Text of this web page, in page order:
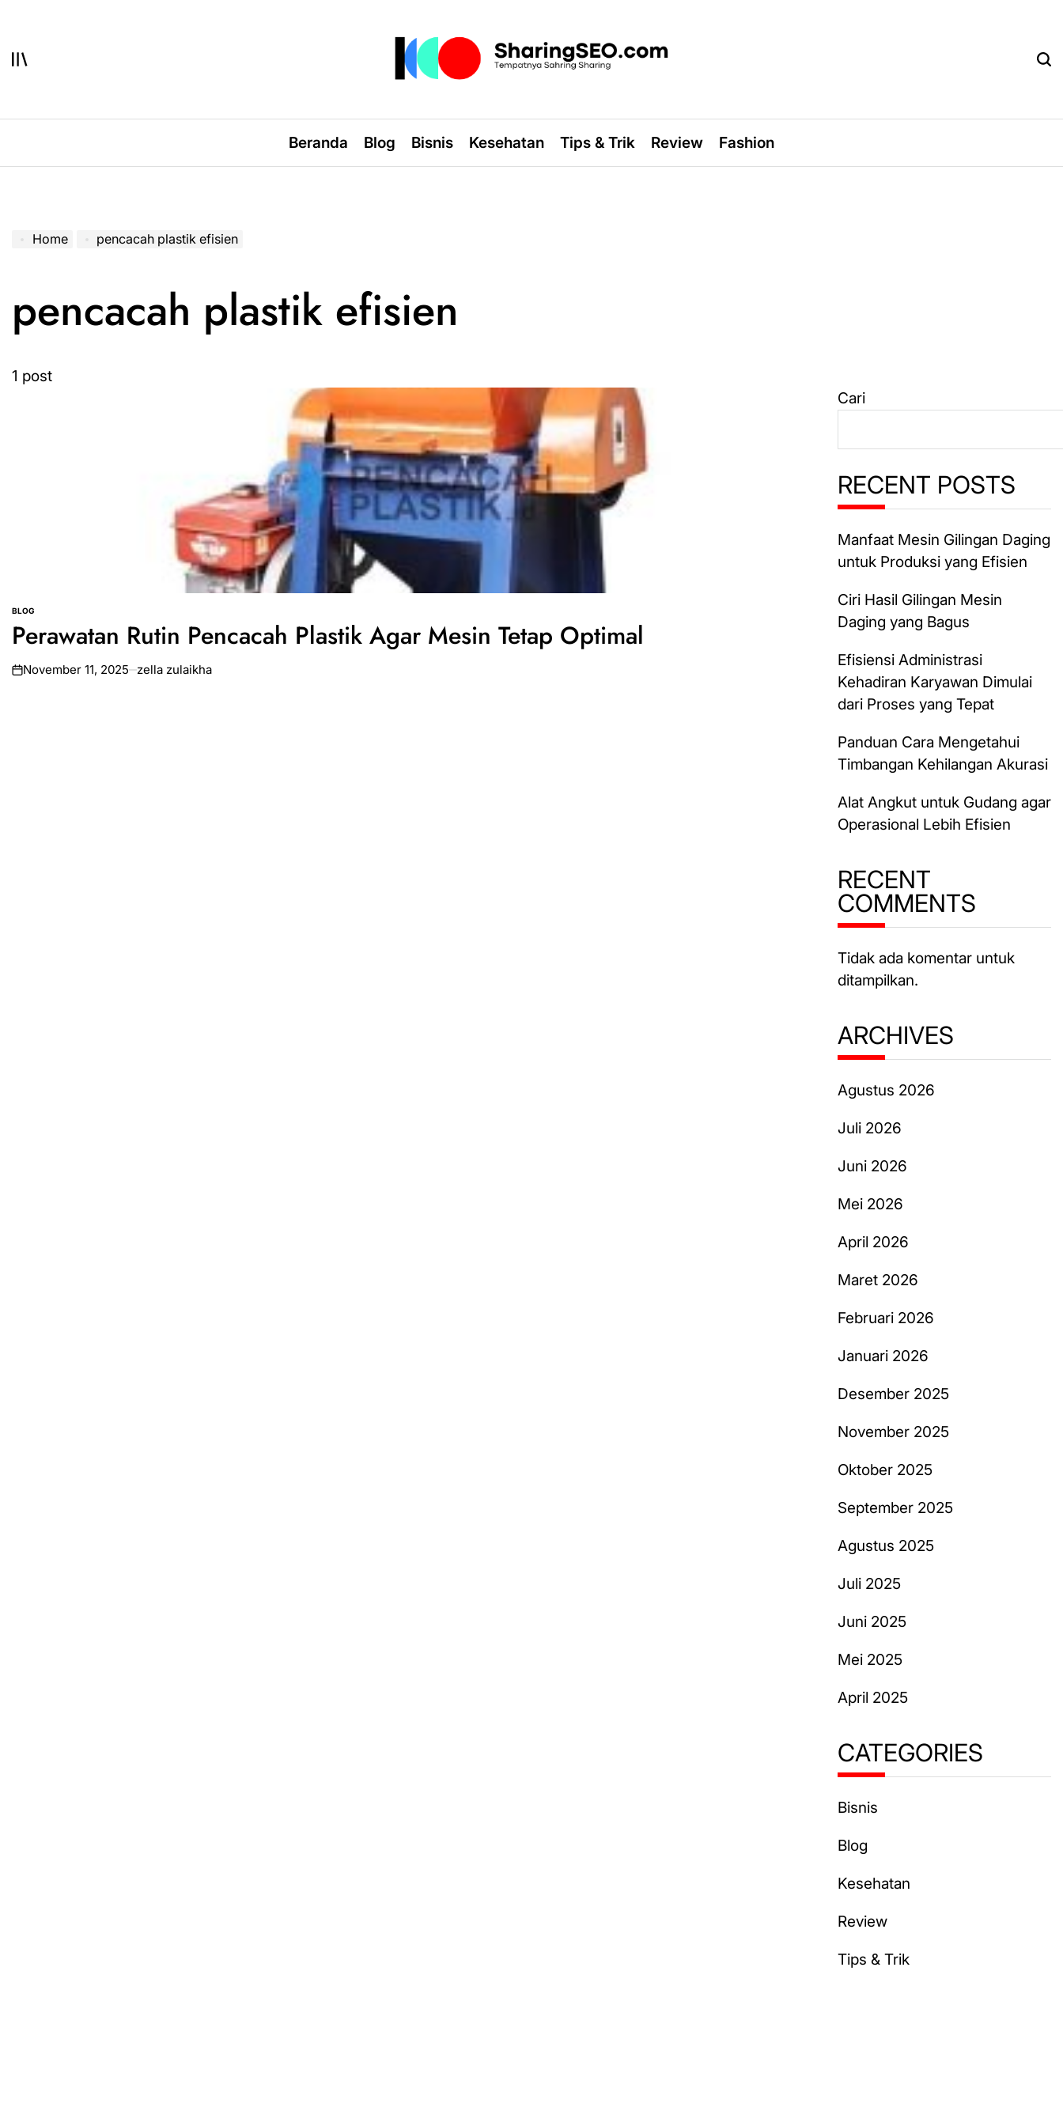
content
Beranda Blog Bisnis Kesehatan Tips & Trik Review Fashion
Home pencacah plastik efisien
pencacah plastik efisien
1 post
POSTED
IN
BLOG
Perawatan Rutin Pencacah Plastik Agar Mesin Tetap Optimal
onNovember 11, 2025 zella zulaikha
Cari
RECENT POSTS
Manfaat Mesin Gilingan Daging
untuk Produksi yang Efisien
Ciri Hasil Gilingan Mesin
Daging yang Bagus
Efisiensi Administrasi
Kehadiran Karyawan Dimulai
dari Proses yang Tepat
Panduan Cara Mengetahui
Timbangan Kehilangan Akurasi
Alat Angkut untuk Gudang agar
Operasional Lebih Efisien
RECENT
COMMENTS
Tidak ada komentar untuk
ditampilkan.
ARCHIVES
Agustus 2026
Juli 2026
Juni 2026
Mei 2026
April 2026
Maret 2026
Februari 2026
Januari 2026
Desember 2025
November 2025
Oktober 2025
September 2025
Agustus 2025
Juli 2025
Juni 2025
Mei 2025
April 2025
CATEGORIES
Bisnis
Blog
Kesehatan
Review
Tips & Trik